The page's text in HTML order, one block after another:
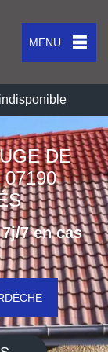
MENU
indisponible
DE
7 en cas